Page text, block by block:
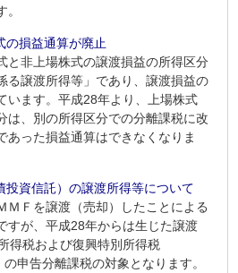
の損益通算が廃止
と非上場株式の譲渡損益の所得区分
る譲渡所得等」であり、譲渡損益の
います。平成28年より、上場株式
は、別の所得区分での分離課税に改
あった損益通算はできなくなりま
投資信託）の譲渡所得等について
ＭＦを譲渡（売却）したことによる
すが、平成28年からは生じた譲渡
得税および復興特別所得税
申告分離課税の対象となります。